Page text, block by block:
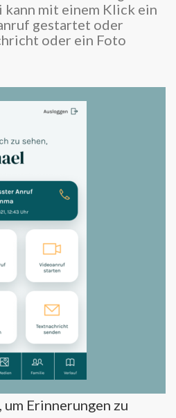
kann mit einem Klick ein
gestartet oder
oder ein Foto
Erinnerungen zu